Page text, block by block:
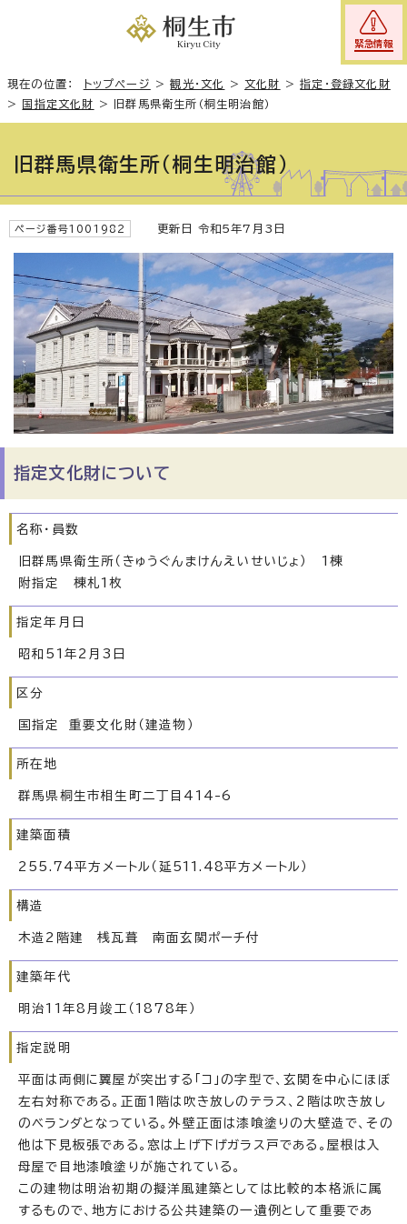
緊急情報
現在の位置： トップページ >観光・文化 >文化財 >指定・登録文化財
>
国指定文化財 > 旧群馬県衛生所（桐生明治館）
旧群馬県衛生所（桐生明治館）
ページ番号1001982 更新日 令和5年7月3日
指定文化財について
名称・員数
旧群馬県衛生所（きゅうぐんまけんえいせいじょ） 1棟
附指定 棟札1枚
指定年月日
昭和51年2月3日
区分
国指定 重要文化財（建造物）
所在地
群馬県桐生市相生町二丁目414-6
建築面積
255.74平方メートル（延511.48平方メートル）
構造
木造2階建 桟瓦葺 南面玄関ポーチ付
建築年代
明治11年8月竣工（1878年）
指定説明
平面は両側に翼屋が突出する「コ」の字型で、玄関を中心にほぼ
左右対称である。正面1階は吹き放しのテラス、2階は吹き放し
のベランダとなっている。外壁正面は漆喰塗りの大壁造で、その
他は下見板張である。窓は上げ下げガラス戸である。屋根は入
母屋で目地漆喰塗りが施されている。
この建物は明治初期の擬洋風建築としては比較的本格派に属
するもので、地方における公共建築の一遺例として重要であ